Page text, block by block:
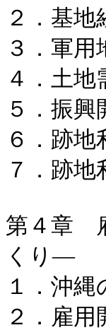
２．基地
３．軍用
４．土地
５．振興
６．跡地
７．跡地
第４章
くり―
１．沖縄
２．雇用